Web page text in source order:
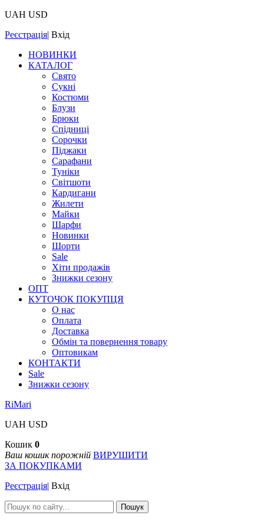
UAH USD
Реєстрація| Вхід
НОВИНКИ
КАТАЛОГ
Свято
Сукні
Костюми
Блузи
Брюки
Спідниці
Сорочки
Піджаки
Сарафани
Туніки
Світшоти
Кардигани
Жилети
Майки
Шарфи
Новинки
Шорти
Sale
Хіти продажів
Знижки сезону
ОПТ
КУТОЧОК ПОКУПЦЯ
О нас
Оплата
Доставка
Обмін та повернення товару
Оптовикам
КОНТАКТИ
Sale
Знижки сезону
RiMari
UAH USD
Кошик 0
Ваш кошик порожній ВИРУШИТИ
ЗА ПОКУПКАМИ
Реєстрація| Вхід
Пошук